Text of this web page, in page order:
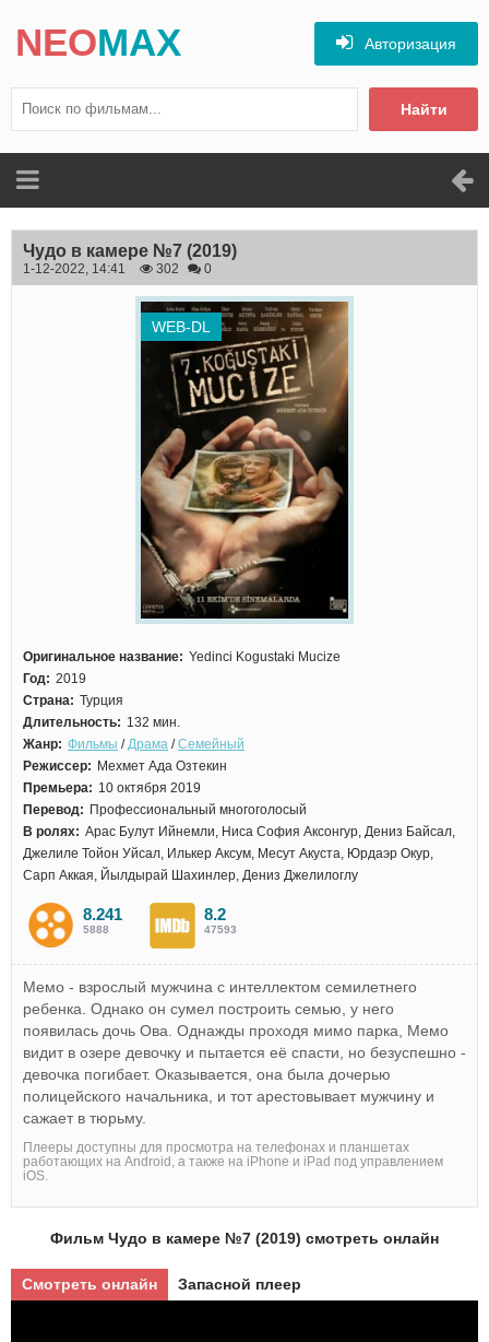
NEOMAX
Найти
Авторизация
Чудо в камере №7 (2019)
1-12-2022, 14:41 302 0
WEB-DL
Оригинальное название: Yedinci Kogustaki Mucize
Год: 2019
Страна: Турция
Длительность: 132 мин.
Жанр: Фильмы /Драма /Семейный
Режиссер: Мехмет Ада Озтекин
Премьера: 10 октября 2019
Перевод: Профессиональный многоголосый
В ролях: Арас Булут Ийнемли, Ниса София Аксонгур, Дениз Байсал,
Джелиле Тойон Уйсал, Илькер Аксум, Месут Акуста, Юрдаэр Окур,
Сарп Аккая, Йылдырай Шахинлер, Дениз Джелилоглу
8.241
5888
8.2
47593
Мемо - взрослый мужчина с интеллектом семилетнего
ребенка. Однако он сумел построить семью, у него
появилась дочь Ова. Однажды проходя мимо парка, Мемо
видит в озере девочку и пытается её спасти, но безуспешно -
девочка погибает. Оказывается, она была дочерью
полицейского начальника, и тот арестовывает мужчину и
сажает в тюрьму.
Плееры доступны для просмотра на телефонах и планшетах
работающих на Android, а также на iPhone и iPad под управлением
iOS.
Фильм Чудо в камере №7 (2019) смотреть онлайн
Смотреть онлайн Запасной плеер